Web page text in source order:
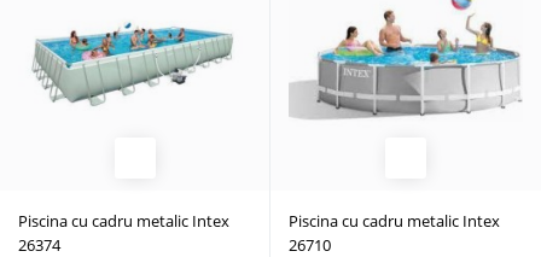
Piscina cu cadru metalic Intex
26374
Piscina cu cadru metalic Intex
26710